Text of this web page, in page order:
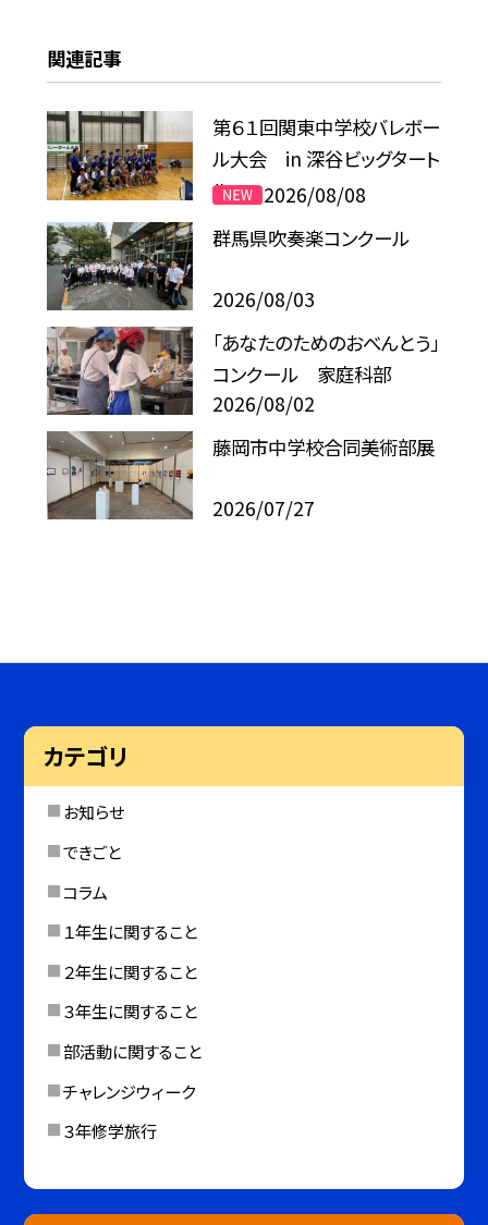
関連記事
第６１回関東中学校バレボー
ル大会 in 深谷ビッグタート
ル
2026/08/08
群馬県吹奏楽コンクール
2026/08/03
「あなたのためのおべんとう」
コンクール 家庭科部
2026/08/02
藤岡市中学校合同美術部展
2026/07/27
カテゴリ
お知らせ
できごと
コラム
１年生に関すること
２年生に関すること
３年生に関すること
部活動に関すること
チャレンジウィーク
３年修学旅行